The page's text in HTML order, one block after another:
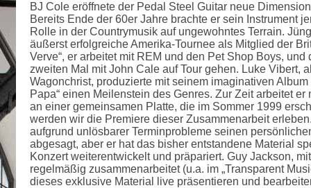
BJ Cole eröffnete der Pedal Steel Guitar neue
Bereits Ende der 60er Jahre brachte er sein Instrument
Rolle in der Countrymusik auf ungewohntes Terrain.
äußerst erfolgreiche Amerika-Tournee als Mitglied der
Verve“, er arbeitet mit REM und den Pet Shop Boys, und
zweiten Mal mit John Cale auf Tour gehen. Luke Vibert,
Wagonchrist, produzierte mit seinem imaginativen Album
Papa“ einen Meilenstein des Genres. Zur Zeit arbeitet
an einer gemeinsamen Platte, die im Sommer 1999
werden wir die Premiere dieser Zusammenarbeit
aufgrund unlösbarer Terminprobleme seinen
abgesagt, aber er hat das bisher entstandene Material
Konzert weiterentwickelt und präpariert. Guy Jackson,
regelmäßig zusammenarbeitet (u.a. im „Transparent
dieses exklusive Material live präsentieren und